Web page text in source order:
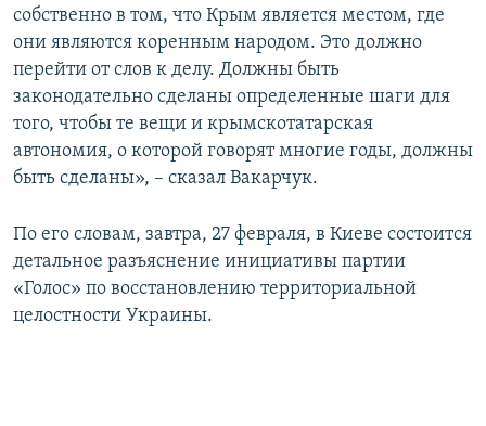
собственно в том, что Крым является местом, где
они являются коренным народом. Это должно
перейти от слов к делу. Должны быть
законодательно сделаны определенные шаги для
того, чтобы те вещи и крымскотатарская
автономия, о которой говорят многие годы, должны
быть сделаны», – сказал Вакарчук.
По его словам, завтра, 27 февраля, в Киеве состоится
детальное разъяснение инициативы партии
«Голос» по восстановлению территориальной
целостности Украины.